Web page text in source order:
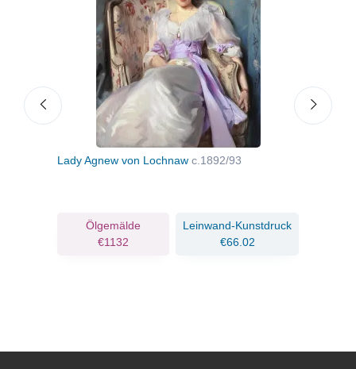
Lady Agnew von Lochnaw c.1892/93
Ölgemälde
€1132
Leinwand-Kunstdruck
€66.02